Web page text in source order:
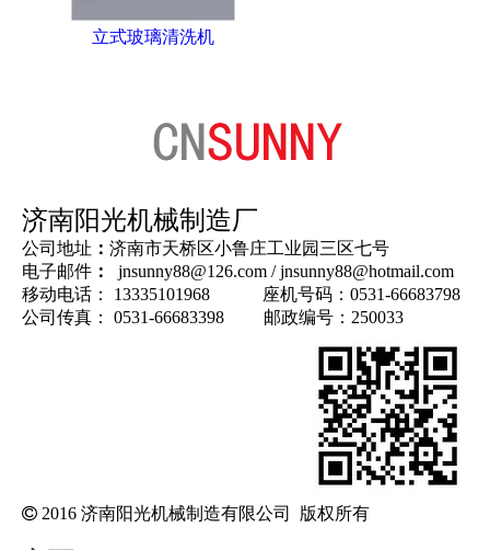
立式玻璃清洗机
济南阳光机械制造厂
公司地址 ： 济南市天桥区小鲁庄工业园三区七号
电子邮件 ： jnsunny88@126.com /jnsunny88@hotmail.com
移动电话： 13335101968 座机号码：0531-66683798
公司传真： 0531-66683398 邮政编号：250033
 2016 济南阳光机械制造有限公司 版权所有